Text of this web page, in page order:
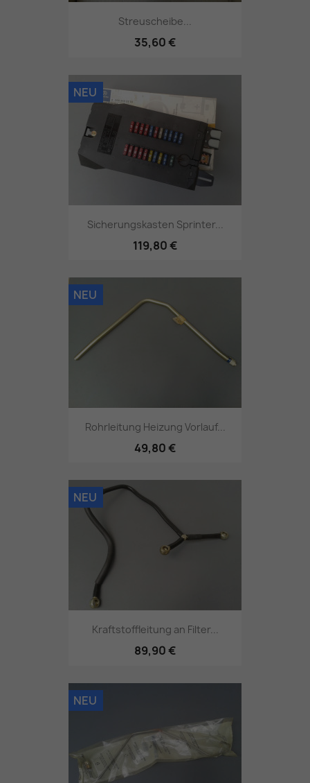
Streuscheibe...
35,60 €
Sicherungskasten Sprinter...
119,80 €
NEU
Rohrleitung Heizung Vorlauf...
49,80 €
NEU
Kraftstoffleitung an Filter...
89,90 €
NEU
NEU